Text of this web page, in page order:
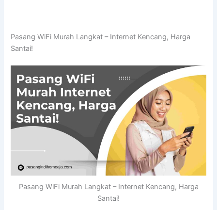
Pasang WiFi Murah Langkat – Internet Kencang, Harga
Santai!
Pasang WiFi Murah Langkat – Internet Kencang, Harga
Santai!